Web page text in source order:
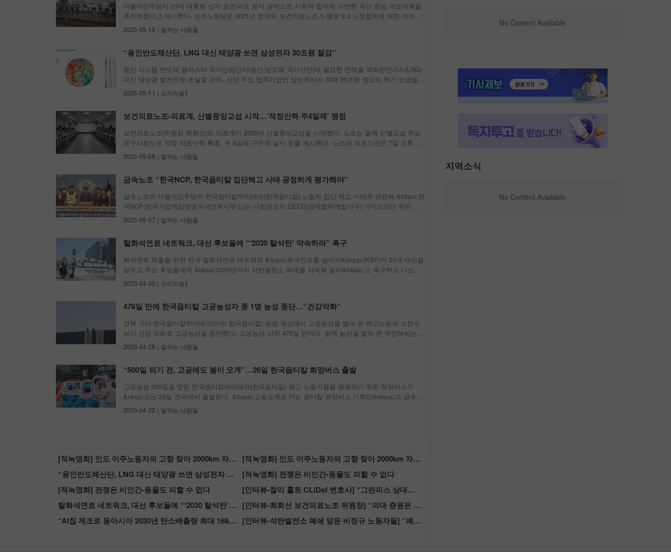
더불어민주당이 21대 대통령 선거 보건‧의료 분야 공약으로 사회적 합의에 기반한 국민 중심 의료개혁을
추진하겠다고 제시했다. 민주노동당은 2021년 정부와 보건의료노조가 맺은 9.2 노정합의에 대한 지지의
뜻을 밝히며, 보건의료 분야에 새로운 민주주의 회복을 위해 노력하겠다고 약속했다. 민주당과 민주노동
당의 대선 후보 선거대책위원회는 보건의료노조가 14일
2025-05-15 일하는 사람들
“용인반도체산단, LNG 대신 태양광 쓰면 삼성전자 30조원 절감”
용인 시스템 반도체 클러스터 국가산업단지(용인 반도체 국가산단)에 필요한 전력을 액화천연가스(LNG)
대신 태양광 발전으로 조달할 경우, 산단 주요 입주기업인 삼성전자가 최대 30조원 정도의 전기 요금을
아낄 수 있다는 분석이 나왔다. 환경단체 기후솔루션과 그린피스는 전문 데이터 모델링 분석 기관 플랜잇
에 의뢰한 내용을 바탕으로 이 같은 내용이 담긴 &#0...
2025-05-11 소리의숲1
보건의료노조-의료계, 산별중앙교섭 시작…‘적정인력‧주4일제’ 쟁점
보건의료노조(위원장 최희선)와 의료계가 2025년 산별중앙교섭을 시작했다. 노조는 올해 산별교섭 주요
요구사항으로 적정 의료인력 확충, 주 4일제 근무제 실시 등을 제시했다. 노조와 의료기관은 7일 오후 서
울 영등포구 보건의료노조 생명홀에서 2025년 보건의료산업 산별중앙교섭 상견례를 열었다. 상견례에는
최희선 위원장을 비롯한 노조 간부와 국립중앙의료원‧한
2025-05-08 일하는 사람들
금속노조 “한국NCP, 한국옵티칼 집단해고 사태 공정하게 평가해야”
금속노조와 더불어민주당이 한국옵티칼하이테크(한국옵티칼) 노동자 집단 해고 사태와 관련해 &ldquo;한
국NCP(한국기업책임경영국내연락사무소)는 니토덴코의 OECD(경제협력개발기구) 가이드라인 위반 사
건을 공정하게 평가하라&rdquo;고 촉구했다. 노조와 민주당 을지로위원회는 7일 오전 서울 영등포구 국
회 소통관에서 기자회견을 열고 &ldquo;일본 니토덴코
2025-05-07 일하는 사람들
탈화석연료 네트워크, 대선 후보들에 “‘2030 탈석탄’ 약속하라” 촉구
화석연료 퇴출을 위한 전국 탈화석연료 네트워크 &lsquo;화석연료를 넘어서&rsquo;(KBF)가 21대 대선을
앞두고 주요 후보들에게 &ldquo;2030년까지 석탄발전소 폐쇄를 약속해 달라&rdquo;고 촉구하고 나섰다.
화석연료를 넘어서는 30일 오전 서울 종로구 광화문광장 앞에서 기자회견을 열고 &ldquo;기후위기 대응
의 골든타임을 놓치지 않기
2025-04-30 소리의숲1
476일 만에 한국옵티칼 고공농성자 중 1명 농성 중단…“건강악화”
경북 구미 한국옵티칼하이테크(이하 한국옵티칼) 공장 옥상에서 고공농성을 벌여 온 해고노동자 소현숙
씨가 건강 악화로 고공농성을 중단했다. 고공농성 시작 476일 만이다. 함께 농성을 벌여 온 박정혜씨는
농성을 이어간다. 27일 금속노조 한국옵티칼하이테크지회는 소씨가 건강 상태 악화로 이날 오전 5시30분
쯤 옥상에서 내려와 자택으로 이동했다고 밝혔다. 지회에
2025-04-28 일하는 사람들
“500일 되기 전, 고공에도 봄이 오게”…26일 한국옵티칼 희망버스 출발
고공농성 500일을 앞둔 한국옵티칼하이테크(한국옵티칼) 해고 노동자들을 응원하기 위한 희망버스가
&nbsp;오는 26일 전국에서 출발한다. &lsquo;고용승계로 가는 옵티칼 희망버스 기획단&rsquo;과 금속노
조는 22일 서울 종로구 일본 대사관 앞에서 &lsquo;옵티칼 희망버스 계획 발표 기자회견&rsquo;을 열고
&ldquo;국회&middot;시민사
2025-04-22 일하는 사람들
[적녹영화] 인도 이주노동자의 고향 찾아 2000km 자전거 여행
“용인반도체산단, LNG 대신 태양광 쓰면 삼성전자 30조원 절감”
[적녹영화] 전쟁은 비인간-동물도 피할 수 없다
탈화석연료 네트워크, 대선 후보들에 “‘2030 탈석탄’ 약속하라” 촉구
“AI칩 제조로 동아시아 2030년 탄소배출량 최대 1680만톤 늘어날 것”
[적녹영화] 인도 이주노동자의 고향 찾아 2000km 자전거 여행
[적녹영화] 전쟁은 비인간-동물도 피할 수 없다
[인터뷰-찰리 홀트 CLiDef 변호사] “그린피스 상대로 한 1조원 소송은 \’슬랩\’…법적 근거‧정당성 약해”
[인터뷰-최희선 보건의료노조 위원장] “의대 증원은 의료개혁 필수조건…지역‧필수의료 확대도 필요”
[인터뷰-석탄발전소 폐쇄 앞둔 비정규 노동자들] “폐쇄 1년도 안 남았는데 고용 대책은 안 보여”
No Content Available
지역소식
No Content Available